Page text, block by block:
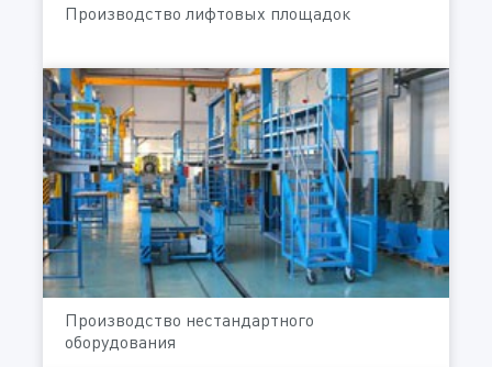
Производство лифтовых площадок
Производство нестандартного
оборудования